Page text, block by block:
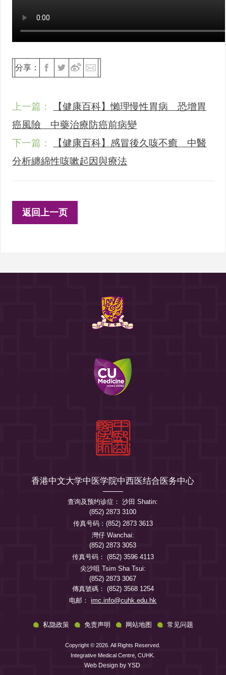
分享：
上一篇：
【健康百科】懶理慢性胃病 恐增胃
癌風險 中藥治療防癌前病變
下一篇：
【健康百科】感冒後久咳不癒 中醫
分析纏綿性咳嗽起因與療法
返回上一页
香港中文大学中医学院中西医结合医务中心
查询及预约诊症： 沙田 Shatin:
(852) 2873 3100
传真号码：(852) 2873 3613
灣仔 Wanchai:
(852) 2873 3053
传真号码： (852) 3596 4113
尖沙咀 Tsim Sha Tsui:
(852) 2873 3067
傳真號碼： (852) 3568 1254
电邮：imc.info@cuhk.edu.hk
私隐政策 免责声明 网站地图 常见问题
Copyright © 2026. All Rights Reserved.
Integrative Medical Centre, CUHK.
Web Design by YSD